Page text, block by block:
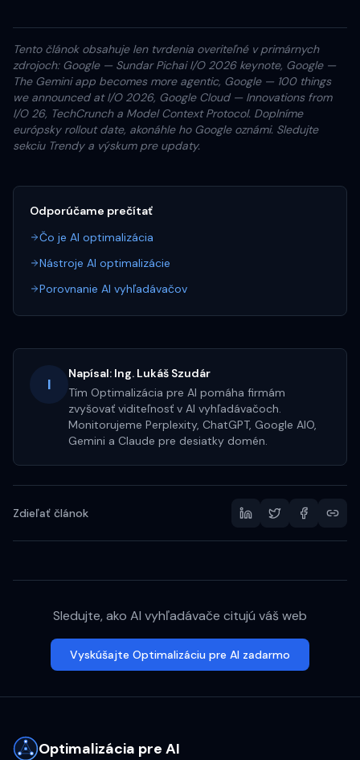
Tento článok obsahuje len tvrdenia overiteľné v primárnych
zdrojoch: Google — Sundar Pichai I/O 2026 keynote, Google —
The Gemini app becomes more agentic, Google — 100 things
we announced at I/O 2026, Google Cloud — Innovations from
I/O 26, TechCruncha Model Context Protocol. Doplníme
európsky rollout date, akonáhle ho Google oznámi. Sledujte
sekciu Trendy a výskumpre updaty.
Odporúčame prečítať
Čo je AI optimalizácia
Nástroje AI optimalizácie
Porovnanie AI vyhľadávačov
I
Napísal: Ing. Lukáš Szudár
Tím Optimalizácia pre AI pomáha firmám
zvyšovať viditeľnosť v AI vyhľadávačoch.
Monitorujeme Perplexity, ChatGPT, Google AIO,
Gemini a Claude pre desiatky domén.
Zdieľať článok
Sledujte, ako AI vyhľadávače citujú váš web
Vyskúšajte Optimalizáciu pre AI zadarmo
Optimalizácia pre AI